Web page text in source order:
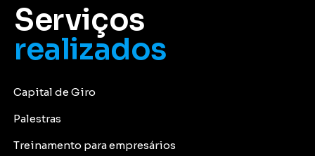
Serviços
realizados
Capital de Giro
Palestras
Treinamento para empresários